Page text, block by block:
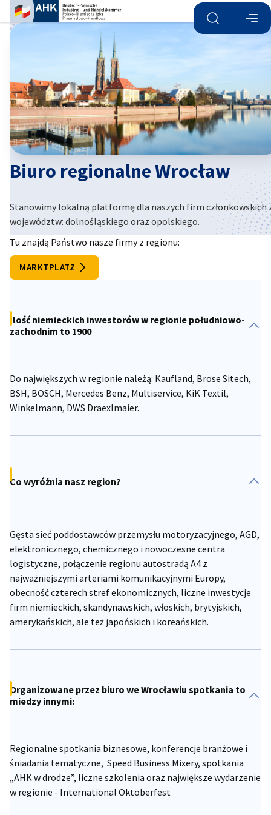
Otwórz
Polish
Biuro regionalne Wrocław
Stanowimy lokalną platformę dla naszych firm członkowskich
województw: dolnośląskiego oraz opolskiego.
Tu znajdą Państwo nasze firmy z regionu:
MARKTPLATZ
Ilość niemieckich inwestorów w regionie południowo-
zachodnim to 1900
Do największych w regionie należą: Kaufland, Brose Sitech,
BSH, BOSCH, Mercedes Benz, Multiservice, KiK Textil,
Winkelmann, DWS Draexlmaier.
Co wyróżnia nasz region?
Gęsta sieć poddostawców przemysłu motoryzacyjnego, AGD,
elektronicznego, chemicznego i nowoczesne centra
logistyczne, połączenie regionu autostradą A4 z
najważniejszymi arteriami komunikacyjnymi Europy,
obecność czterech stref ekonomicznych, liczne inwestycje
firm niemieckich, skandynawskich, włoskich, brytyjskich,
amerykańskich, ale też japońskich i koreańskich.
Organizowane przez biuro we Wrocławiu spotkania to
miedzy innymi:
Regionalne spotkania biznesowe, konferencje branżowe i
śniadania tematyczne, Speed Business Mixery, spotkania
„AHK w drodze”, liczne szkolenia oraz największe wydarzenie
w regionie - International Oktoberfest